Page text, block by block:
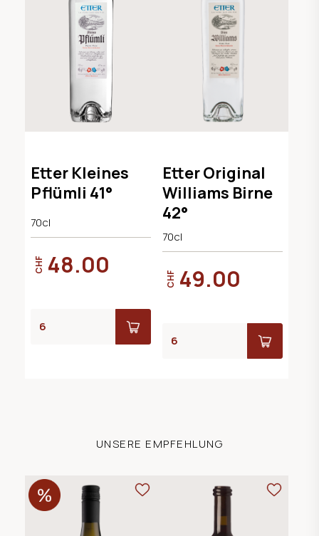
Etter Kleines
Pflümli 41°
70cl
CHF 48.00
Etter Original
Williams Birne
42°
70cl
CHF 49.00
UNSERE EMPFEHLUNG